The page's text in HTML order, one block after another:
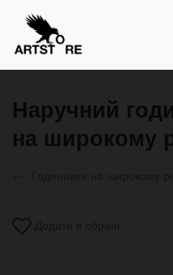
Наручний
на широкому